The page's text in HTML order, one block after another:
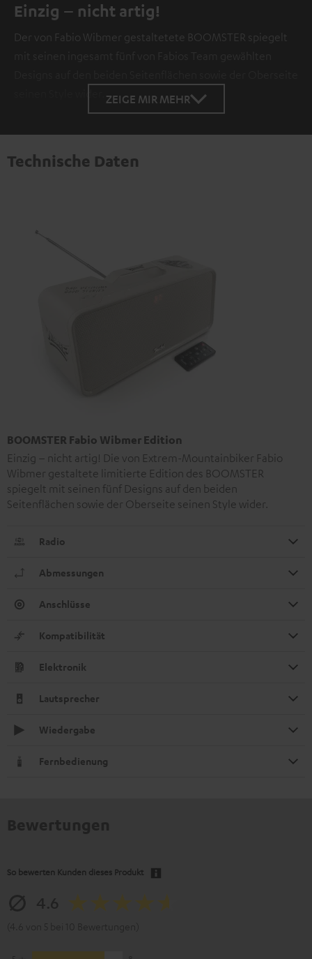
Einzig – nicht artig!
Der von Fabio Wibmer gestaltetete BOOMSTER spiegelt
ZEIGE MIR MEHR
Technische Daten
BOOMSTER Fabio Wibmer Edition
Einzig – nicht artig! Die von Extrem-Mountainbiker Fabio
Wibmer gestaltete limitierte Edition des BOOMSTER
spiegelt mit seinen fünf Designs auf den beiden
Seitenflächen sowie der Oberseite seinen Style wider.
Radio
Abmessungen
Anschlüsse
Kompatibilität
Elektronik
Lautsprecher
Wiedergabe
Fernbedienung
So bewerten Kunden dieses Produkt